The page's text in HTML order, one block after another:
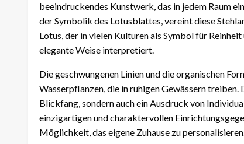
beeindruckendes Kunstwerk, das in jedem Raum
der Symbolik des Lotusblattes, vereint diese
Lotus, der in vielen Kulturen als Symbol für
elegante Weise interpretiert.
Die geschwungenen Linien und die organischen
Wasserpflanzen, die in ruhigen Gewässern
Blickfang, sondern auch ein Ausdruck von
einzigartigen und charaktervollen
Möglichkeit, das eigene Zuhause zu